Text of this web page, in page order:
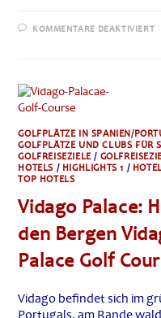
KOMMENTARE DEAKTIVIERT
GOLFPLÄTZE IN SPANIEN/
GOLFPLÄTZE UND CLUBS FÜR
GOLFREISEZIELE/
HOTELS / HIGHLIGHTS 1 /
TOP HOTELS
Vidago Palace:
den Bergen
Palace Golf
Vidago befindet sich im